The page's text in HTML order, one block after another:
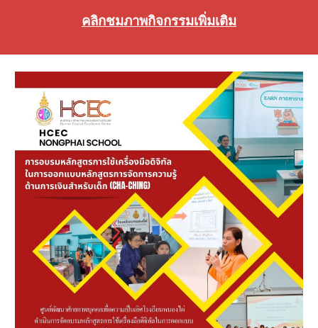
คลิกชมภาพกิจกรรมเพิ่มเติม